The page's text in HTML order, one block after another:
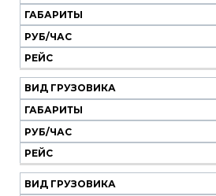
ГАБАРИТЫ
РУБ/ЧАС
РЕЙС
ВИД ГРУЗОВИКА
ГАБАРИТЫ
РУБ/ЧАС
РЕЙС
ВИД ГРУЗОВИКА